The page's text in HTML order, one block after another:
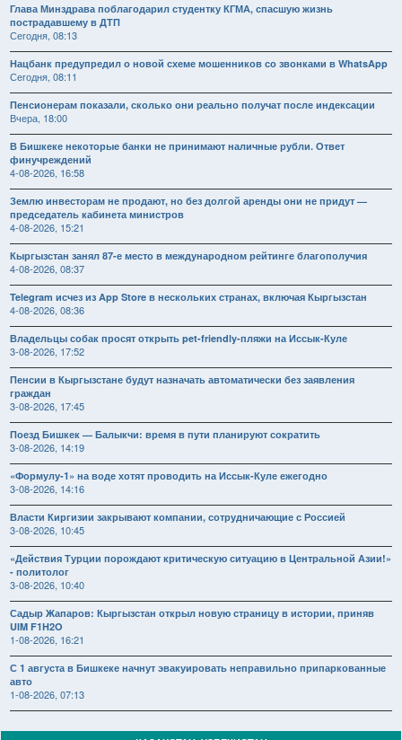
Глава Минздрава поблагодарил студентку КГМА, спасшую жизнь
пострадавшему в ДТП
Сегодня, 08:13
Нацбанк предупредил о новой схеме мошенников со звонками в WhatsApp
Сегодня, 08:11
Пенсионерам показали, сколько они реально получат после индексации
Вчера, 18:00
В Бишкеке некоторые банки не принимают наличные рубли. Ответ
финучреждений
4-08-2026, 16:58
Землю инвесторам не продают, но без долгой аренды они не придут —
председатель кабинета министров
4-08-2026, 15:21
Кыргызстан занял 87-е место в международном рейтинге благополучия
4-08-2026, 08:37
Telegram исчез из App Store в нескольких странах, включая Кыргызстан
4-08-2026, 08:36
Владельцы собак просят открыть pet-friendly-пляжи на Иссык-Куле
3-08-2026, 17:52
Пенсии в Кыргызстане будут назначать автоматически без заявления
граждан
3-08-2026, 17:45
Поезд Бишкек — Балыкчи: время в пути планируют сократить
3-08-2026, 14:19
«Формулу-1» на воде хотят проводить на Иссык-Куле ежегодно
3-08-2026, 14:16
Власти Киргизии закрывают компании, сотрудничающие с Россией
3-08-2026, 10:45
«Действия Турции порождают критическую ситуацию в Центральной Азии!»
- политолог
3-08-2026, 10:40
Садыр Жапаров: Кыргызстан открыл новую страницу в истории, приняв
UIM F1H2O
1-08-2026, 16:21
С 1 августа в Бишкеке начнут эвакуировать неправильно припаркованные
авто
1-08-2026, 07:13